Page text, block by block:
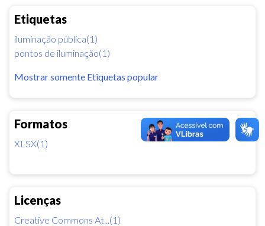
Etiquetas
iluminação pública(1)
pontos de iluminação(1)
Mostrar somente Etiquetas popular
Formatos
XLSX(1)
Licenças
Creative Commons At...(1)